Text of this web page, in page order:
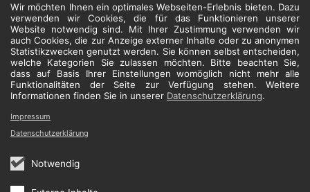
Wir möchten Ihnen ein optimales Webseiten-Erlebnis bieten. Dazu
verwenden wir Cookies, die für das Funktionieren unserer
Website notwendig sind. Mit Ihrer Zustimmung verwenden wir
auch Cookies, die zur Anzeige externer Inhalte oder zu anonymen
Statistikzwecken genutzt werden. Sie können selbst entscheiden,
welche Kategorien Sie zulassen möchten. Bitte beachten Sie,
dass auf Basis Ihrer Einstellungen womöglich nicht mehr alle
Funktionalitäten der Seite zur Verfügung stehen. Weitere
Informationen finden Sie in unserer Datenschutzerklärung.
Notwendig
Impressum
Datenschutzerklärung